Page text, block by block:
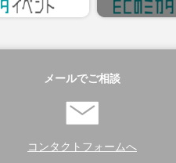
メールでご相談
コンタクトフォームへ